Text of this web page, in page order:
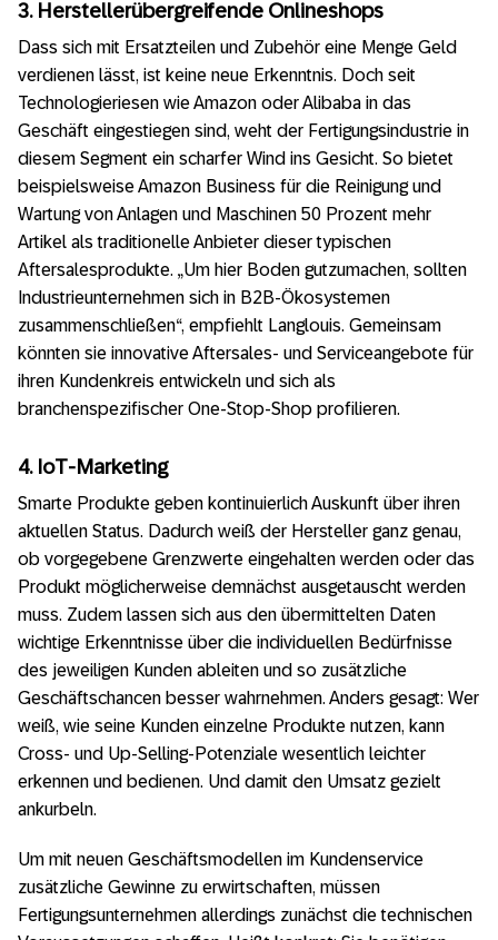
3. Herstellerübergreifende Onlineshops
Dass sich mit Ersatzteilen und Zubehör eine Menge Geld
verdienen lässt, ist keine neue Erkenntnis. Doch seit
Technologieriesen wie Amazon oder Alibaba in das
Geschäft eingestiegen sind, weht der Fertigungsindustrie in
diesem Segment ein scharfer Wind ins Gesicht. So bietet
beispielsweise Amazon Business für die Reinigung und
Wartung von Anlagen und Maschinen 50 Prozent mehr
Artikel als traditionelle Anbieter dieser typischen
Aftersalesprodukte. „Um hier Boden gutzumachen, sollten
Industrieunternehmen sich in B2B-Ökosystemen
zusammenschließen“, empfiehlt Langlouis. Gemeinsam
könnten sie innovative Aftersales- und Serviceangebote für
ihren Kundenkreis entwickeln und sich als
branchenspezifischer One-Stop-Shop profilieren.
4. IoT-Marketing
Smarte Produkte geben kontinuierlich Auskunft über ihren
aktuellen Status. Dadurch weiß der Hersteller ganz genau,
ob vorgegebene Grenzwerte eingehalten werden oder das
Produkt möglicherweise demnächst ausgetauscht werden
muss. Zudem lassen sich aus den übermittelten Daten
wichtige Erkenntnisse über die individuellen Bedürfnisse
des jeweiligen Kunden ableiten und so zusätzliche
Geschäftschancen besser wahrnehmen. Anders gesagt: Wer
weiß, wie seine Kunden einzelne Produkte nutzen, kann
Cross- und Up-Selling-Potenziale wesentlich leichter
erkennen und bedienen. Und damit den Umsatz gezielt
ankurbeln.
Um mit neuen Geschäftsmodellen im Kundenservice
zusätzliche Gewinne zu erwirtschaften, müssen
Fertigungsunternehmen allerdings zunächst die technischen